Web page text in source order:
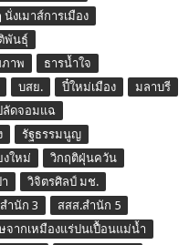
งเมาส์การเมือง
พันธุ์
าพ
ธารน้ำใจ
บสย. ปี๋ใหม่เมือง
มลาบรี
ลัดจอมแฉ
รัฐธรรมนูญ
งใหม่
วิกฤติฝุ่นควัน
วิจิตรศิลป์ มช.
ำนัก 3
สสส.สำนัก 5
จากเหมืองแร่ปนเปื้อนแม่น้ำ